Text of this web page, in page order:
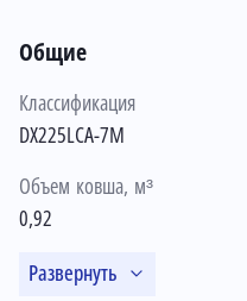
Общие
Классификация
DX225LCA-7M
Объем ковша, м³
0,92
Развернуть